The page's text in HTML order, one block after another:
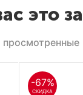
это
просмотренные
-67%
СКИДКА